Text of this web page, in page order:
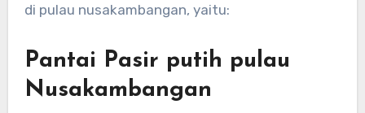
di pulau nusakambangan, yaitu:
Pantai Pasir putih pulau
Nusakambangan